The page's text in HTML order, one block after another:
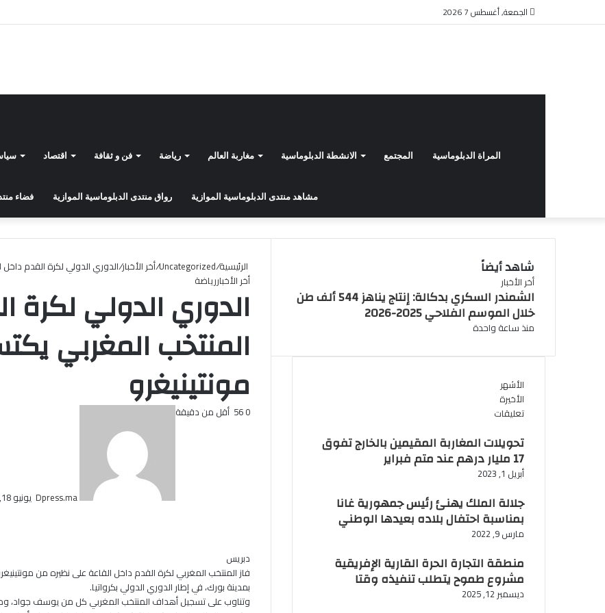
الجمعة, أغسطس 7 2026
اقتصاد فن و ثقافة رياضة مغاربة العالم الانشطة الدبلوماسية المجتمع المراة الدبلوماسية
فضاء رواق منتدى الدبلوماسية الموازية مشاهد منتدى الدبلوماسية الموازية
الرئيسية/
Uncategorized
/أخر الأخبار/الدوري الدولي لكرة القدم
أخر الأخباررياضة
الدوري الدولي لكرة
المنتخب المغربي
مونتينيغرو
Dpress.ma يونيو 18, 2026
0 أقل من دقيقة
دبريس
فاز المنتخب المغربي لكرة القدم داخل القاعة على نظيره من
بمدينة بورك، في إطار الدوري الدولي بكرواتيا.
وتناوب على تسجيل أهداف المنتخب المغربي كل من يوسف جواد،
شاهد أيضاً
إغلاق
أخر الأخبار
الشمندر السكري بدكالة: إنتاج يناهز 544 ألف طن
خلال الموسم الفلاحي 2025-2026
منذ ساعة واحدة
الأشهر
الأخيرة
تعليقات
تحويلات المغاربة المقيمين بالخارج تفوق
17 مليار درهم عند متم فبراير
أبريل 1, 2023
جلالة الملك يهنئ رئيس جمهورية غانا
بمناسبة احتفال بلاده بعيدها الوطني
مارس 9, 2022
منطقة التجارة الحرة القارية الإفريقية
مشروع طموح يتطلب تنفيذه وقتا
ديسمبر 12, 2025